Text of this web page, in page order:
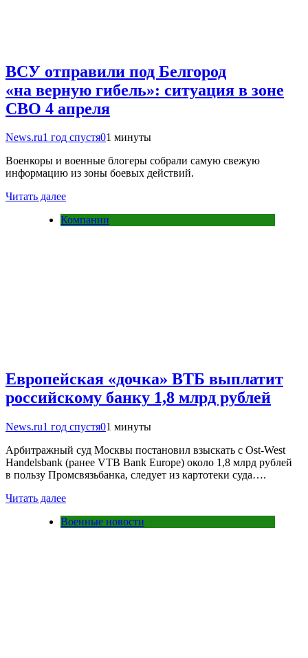
ВСУ отправили под Белгород
«на верную гибель»: ситуация в зоне
СВО 4 апреля
News.ru1 год спустя01 минуты
Военкоры и военные блогеры собрали самую свежую
информацию из зоны боевых действий.
Читать далее
Компании
Европейская «дочка» ВТБ выплатит
российскому банку 1,8 млрд рублей
News.ru1 год спустя01 минуты
Арбитражный суд Москвы постановил взыскать с Ost-West
Handelsbank (ранее VTB Bank Europe) около 1,8 млрд рублей
в пользу Промсвязьбанка, следует из картотеки суда….
Читать далее
Военные новости